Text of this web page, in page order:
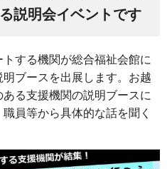
説明会イベントです
する機関が総合福祉会館に
ブースを出展します。お越
る支援機関の説明ブースに
員等から具体的な話を聞く